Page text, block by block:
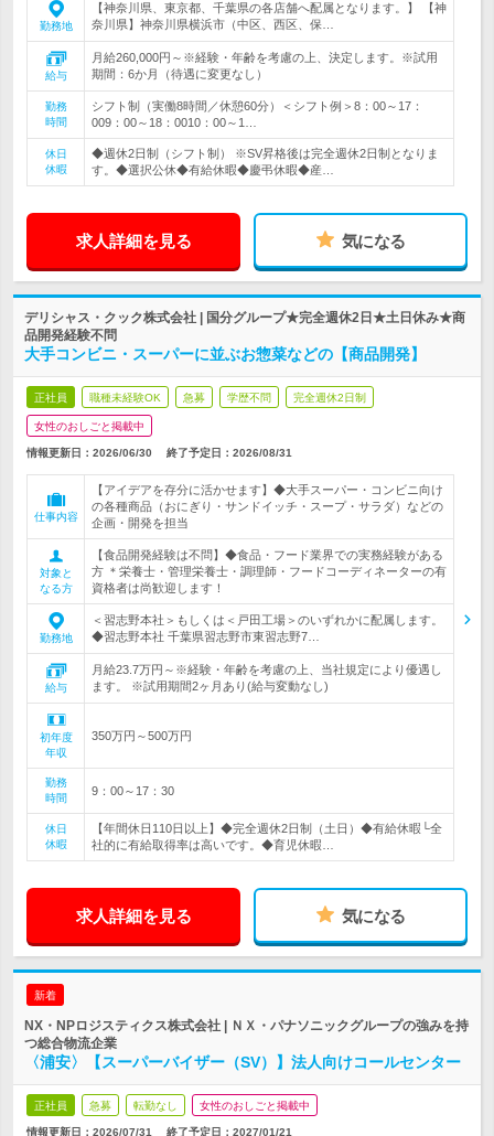
勤務地
【神奈川県、東京都、千葉県の各店舗へ配属となります。】 【神
奈川県】神奈川県横浜市（中区、西区、保…
給与
月給260,000円～※経験・年齢を考慮の上、決定します。※試用
期間：6か月（待遇に変更なし）
勤務
時間
シフト制（実働8時間／休憩60分）＜シフト例＞8：00～17：
009：00～18：0010：00～1…
休日
休暇
◆週休2日制（シフト制） ※SV昇格後は完全週休2日制となりま
す。◆選択公休◆有給休暇◆慶弔休暇◆産…
求人詳細を見る 気になる
デリシャス・クック株式会社 | 国分グループ★完全週休2日★土日休み★商
品開発経験不問
大手コンビニ・スーパーに並ぶお惣菜などの【商品開発】
正社員 職種未経験OK 急募 学歴不問 完全週休2日制
女性のおしごと掲載中
情報更新日：2026/06/30 終了予定日： 2026/08/31
仕事内容
【アイデアを存分に活かせます】◆大手スーパー・コンビニ向け
の各種商品（おにぎり・サンドイッチ・スープ・サラダ）などの
企画・開発を担当
対象と
なる方
【食品開発経験は不問】◆食品・フード業界での実務経験がある
方 ＊栄養士・管理栄養士・調理師・フードコーディネーターの有
資格者は尚歓迎します！
勤務地
＜習志野本社＞もしくは＜戸田工場＞のいずれかに配属します。
◆習志野本社 千葉県習志野市東習志野7…
給与
月給23.7万円～※経験・年齢を考慮の上、当社規定により優遇し
ます。 ※試用期間2ヶ月あり(給与変動なし)
初年度
年収
350万円～500万円
勤務
時間
9：00～17：30
休日
休暇
【年間休日110日以上】◆完全週休2日制（土日）◆有給休暇└全
社的に有給取得率は高いです。◆育児休暇…
求人詳細を見る 気になる
新着
NX・NPロジスティクス株式会社 | ＮＸ・パナソニックグループの強みを持
つ総合物流企業
〈浦安〉【スーパーバイザー（SV）】法人向けコールセンター
正社員 急募 転勤なし 女性のおしごと掲載中
情報更新日：2026/07/31 終了予定日： 2027/01/21